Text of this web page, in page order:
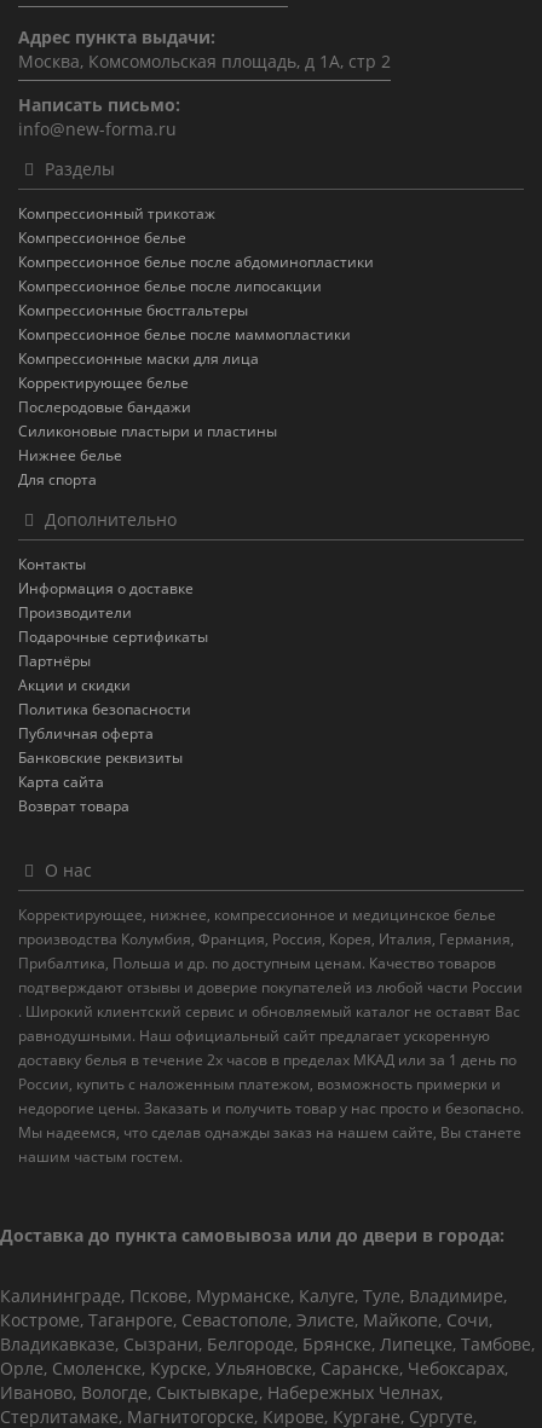
Адрес пункта выдачи:
Москва, Комсомольская площадь, д 1А, стр 2
Написать письмо:
info@new-forma.ru
Разделы
Компрессионный трикотаж
Компрессионное белье
Компрессионное белье после абдоминопластики
Компрессионное белье после липосакции
Компрессионные бюстгальтеры
Компрессионное белье после маммопластики
Компрессионные маски для лица
Корректирующее белье
Послеродовые бандажи
Силиконовые пластыри и пластины
Нижнее белье
Для спорта
Дополнительно
Контакты
Информация о доставке
Производители
Подарочные сертификаты
Партнёры
Акции и скидки
Политика безопасности
Публичная оферта
Банковские реквизиты
Карта сайта
Возврат товара
О нас
Корректирующее, нижнее, компрессионное и медицинское белье
производства Колумбия, Франция, Россия, Корея, Италия, Германия,
Прибалтика, Польша и др. по доступным ценам. Качество товаров
подтверждают отзывы и доверие покупателей из любой части России
. Широкий клиентский сервис и обновляемый каталог не оставят Вас
равнодушными. Наш официальный сайт предлагает ускоренную
доставку белья в течение 2х часов в пределах МКАД или за 1 день по
России, купить с наложенным платежом, возможность примерки и
недорогие цены. Заказать и получить товар у нас просто и безопасно.
Мы надеемся, что сделав однажды заказ на нашем сайте, Вы станете
нашим частым гостем.
Доставка до пункта самовывоза или до двери в города:
Калининграде, Пскове, Мурманске, Калуге, Туле, Владимире,
Костроме, Таганроге, Севастополе, Элисте, Майкопе, Сочи,
Владикавказе, Сызрани, Белгороде, Брянске, Липецке, Тамбове,
Орле, Смоленске, Курске, Ульяновске, Саранске, Чебоксарах,
Иваново, Вологде, Сыктывкаре, Набережных Челнах,
Стерлитамаке, Магнитогорске, Кирове, Кургане, Сургуте,